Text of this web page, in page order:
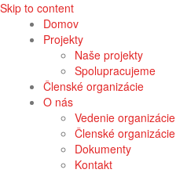
Skip to content
Domov
Projekty
Naše projekty
Spolupracujeme
Členské organizácie
O nás
Vedenie organizácie
Členské organizácie
Dokumenty
Kontakt